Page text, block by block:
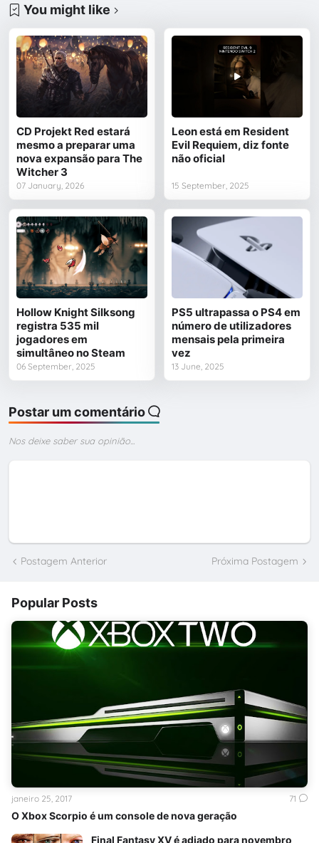
You might like
CD Projekt Red estará
mesmo a preparar uma
nova expansão para The
Witcher 3
07 January, 2026
Leon está em Resident
Evil Requiem, diz fonte
não oficial
15 September, 2025
Hollow Knight Silksong
registra 535 mil
jogadores em
simultâneo no Steam
06 September, 2025
PS5 ultrapassa o PS4 em
número de utilizadores
mensais pela primeira
vez
13 June, 2025
Postar um comentário
Nos deixe saber sua opinião...
Postagem Anterior Próxima Postagem
Popular Posts
O Xbox Scorpio é um console de nova geração
janeiro 25, 2017 71
Final Fantasy XV é adiado para novembro